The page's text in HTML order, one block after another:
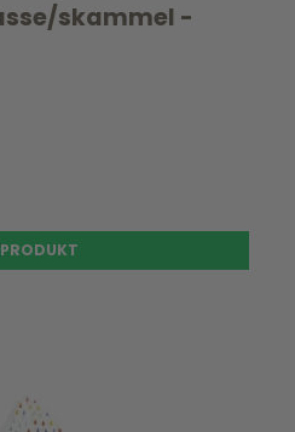
skammel -